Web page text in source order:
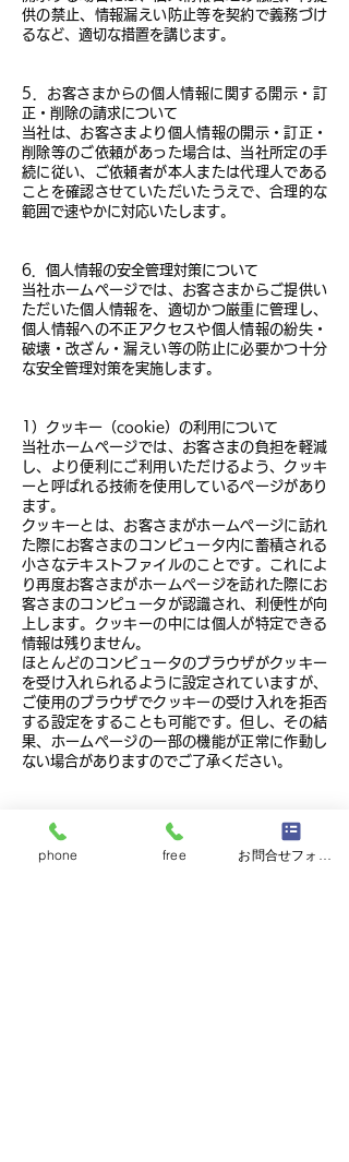
供の禁止、情報漏えい防止等を契約で義務づけ
るなど、適切な措置を講じます。
5．お客さまからの個人情報に関する開示・訂
正・削除の請求について
当社は、お客さまより個人情報の開示・訂正・
削除等のご依頼があった場合は、当社所定の手
続に従い、ご依頼者が本人または代理人である
ことを確認させていただいたうえで、合理的な
範囲で速やかに対応いたします。
6．個人情報の安全管理対策について
当社ホームページでは、お客さまからご提供い
ただいた個人情報を、適切かつ厳重に管理し、
個人情報への不正アクセスや個人情報の紛失・
破壊・改ざん・漏えい等の防止に必要かつ十分
な安全管理対策を実施します。
1）クッキー（cookie）の利用について
当社ホームページでは、お客さまの負担を軽減
し、より便利にご利用いただけるよう、クッキ
ーと呼ばれる技術を使用しているページがあり
ます。
クッキーとは、お客さまがホームページに訪れ
た際にお客さまのコンピュータ内に蓄積される
小さなテキストファイルのことです。これによ
り再度お客さまがホームページを訪れた際にお
客さまのコンピュータが認識され、利便性が向
上します。クッキーの中には個人が特定できる
情報は残りません。
ほとんどのコンピュータのブラウザがクッキー
を受け入れられるように設定されていますが、
ご使用のブラウザでクッキーの受け入れを拒否
する設定をすることも可能です。但し、その結
果、ホームページの一部の機能が正常に作動し
ない場合がありますのでご了承ください。
2）他サイトのリンクについて
当社ホームページには、お客さまに対し、有用
な情報・サービスをご提供するため他の会社の
phone free